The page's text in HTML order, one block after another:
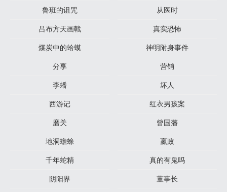
鲁班的诅咒
从医时
吕布方天画戟
真实恐怖
煤炭中的蛤蟆
神明附身事件
分享
营销
李蟠
坏人
西游记
红衣男孩案
磨关
曾国藩
地洞蟾蜍
嬴政
千年蛇精
真的有鬼吗
阴阳界
董事长